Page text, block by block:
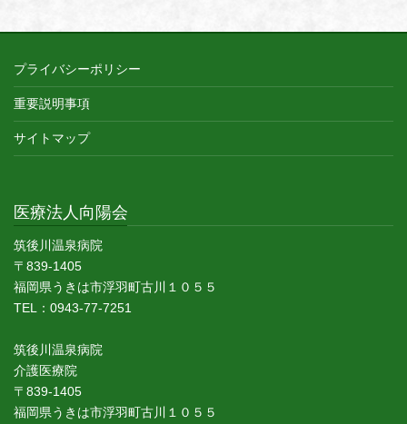
プライバシーポリシー
重要説明事項
サイトマップ
医療法人向陽会
筑後川温泉病院
〒839-1405
福岡県うきは市浮羽町古川１０５５
TEL：0943-77-7251
筑後川温泉病院
介護医療院
〒839-1405
福岡県うきは市浮羽町古川１０５５